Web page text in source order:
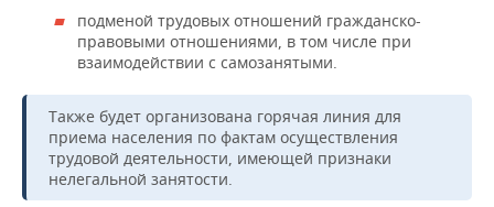
подменой трудовых отношений гражданско-
правовыми отношениями, в том числе при
взаимодействии с самозанятыми.
Также будет организована горячая линия для
приема населения по фактам осуществления
трудовой деятельности, имеющей признаки
нелегальной занятости.